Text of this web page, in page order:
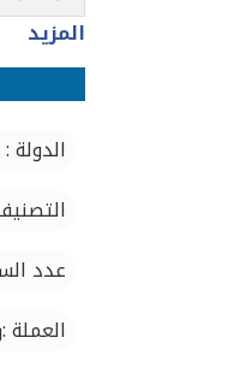
المزيد
الدولة :
عدد